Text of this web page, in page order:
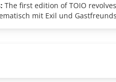
The first edition of TOIO
mit Exil und